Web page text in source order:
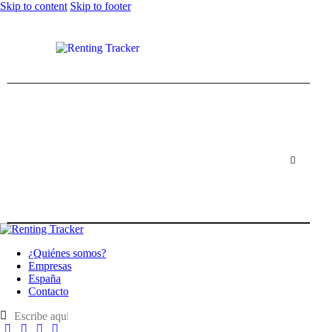
Skip to content Skip to footer
¿Quiénes somos?
Empresas
España
Contacto